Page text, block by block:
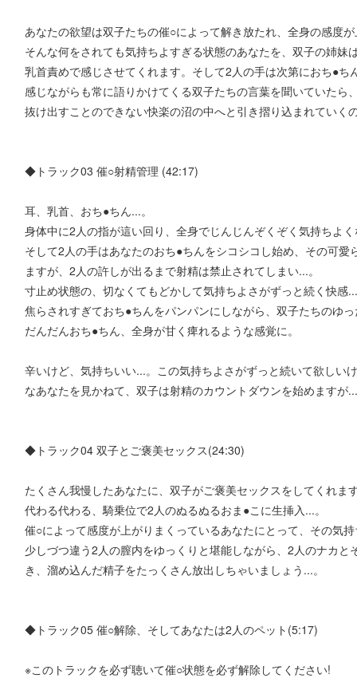
あなたの欲望は双子たちの催○によって解き放たれ、全身の感度
そんな何をされても気持ちよすぎる状態のあなたを、双子の姉妹
乳首責めで感じさせてくれます。そして2人の手は次第におち●ち
感じながらも常に語りかけてくる双子たちの言葉を聞いていた
抜け出すことのできない快楽の沼の中へと引き摺り込まれていく
◆トラック03 催○射精管理 (42:17)
耳、乳首、おち●ちん...。
身体中に2人の指が這い回り、全身でじんじんぞくぞく気持ちよ
そして2人の手はあなたのおち●ちんをシコシコし始め、その可
ますが、2人の許しが出るまで射精は禁止されてしまい...。
寸止め状態の、切なくてもどかして気持ちよさがずっと続く快感
焦らされすぎておち●ちんをパンパンにしながら、双子たちのゆ
だんだんおち●ちん、全身が甘く痺れるような感覚に。
辛いけど、気持ちいい...。この気持ちよさがずっと続いて欲しい
なあなたを見かねて、双子は射精のカウントダウンを始めますが
◆トラック04 双子とご褒美セックス(24:30)
たくさん我慢したあなたに、双子がご褒美セックスをしてくれま
代わる代わる、騎乗位で2人のぬるぬるおま●こに生挿入...。
催○によって感度が上がりまくっているあなたにとって、その気
少しづつ違う2人の膣内をゆっくりと堪能しながら、2人のナカ
き、溜め込んだ精子をたっくさん放出しちゃいましょう...。
◆トラック05 催○解除、そしてあなたは2人のペット(5:17)
※このトラックを必ず聴いて催○状態を必ず解除してください!